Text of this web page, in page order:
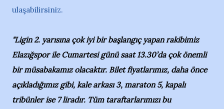
ulaşabilirsiniz.
"Ligin 2. yarısına çok iyi bir başlangıç yapan rakibimiz
Elazığspor ile Cumartesi günü saat 13.30’da çok önemli
bir müsabakamız olacaktır. Bilet fiyatlarımız, daha önce
açıkladığımız gibi, kale arkası 3, maraton 5, kapalı
tribünler ise 7 liradır. Tüm taraftarlarımızı bu